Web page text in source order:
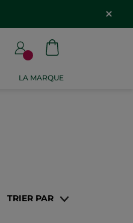
LA MARQUE
TRIER PAR